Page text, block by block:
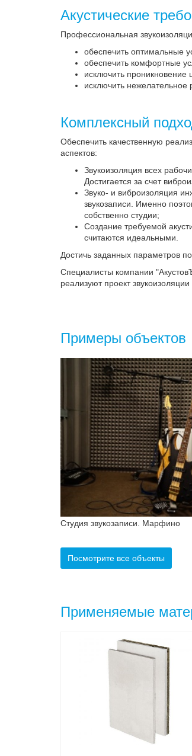
Акустические
Профессиональная
обеспечить оптимальные
обеспечить комфортные
исключить
исключить нежелательное
Комплексный
Обеспечить качественную
аспектов:
Звукоизоляция всех
Достигается за счет
Звуко- и виброизоляция
звукозаписи. Именно
собственно студии;
Создание требуемой
считаются идеальными.
Достичь заданных параметров
Специалисты компании
реализуют проект
Примеры объектов
Студия звукозаписи. Марфино
Посмотрите все объекты
Применяемые